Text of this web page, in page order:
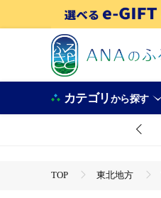
カテゴリから探す
TOP 東北地方